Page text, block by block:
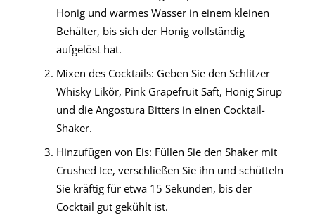
Honig und warmes Wasser in einem kleinen
Behälter, bis sich der Honig vollständig
aufgelöst hat.
Mixen des Cocktails: Geben Sie den Schlitzer
Whisky Likör, Pink Grapefruit Saft, Honig Sirup
und die Angostura Bitters in einen Cocktail-
Shaker.
Hinzufügen von Eis: Füllen Sie den Shaker mit
Crushed Ice, verschließen Sie ihn und schütteln
Sie kräftig für etwa 15 Sekunden, bis der
Cocktail gut gekühlt ist.